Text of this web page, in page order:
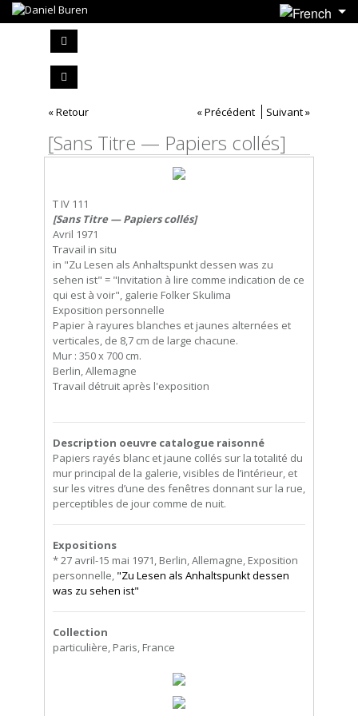
« Retour « Précédent Suivant »
[Sans Titre — Papiers collés]
T IV 111
[Sans Titre — Papiers collés]
Avril 1971
Travail in situ
in "Zu Lesen als Anhaltspunkt dessen was zu
sehen ist" = "Invitation à lire comme indication de ce
qui est à voir", galerie Folker Skulima
Exposition personnelle
Papier à rayures blanches et jaunes alternées et
verticales, de 8,7 cm de large chacune.
Mur : 350 x 700 cm.
Berlin, Allemagne
Travail détruit après l'exposition
Description oeuvre catalogue raisonné
Papiers rayés blanc et jaune collés sur la totalité du
mur principal de la galerie, visibles de l’intérieur, et
sur les vitres d’une des fenêtres donnant sur la rue,
perceptibles de jour comme de nuit.
Expositions
* 27 avril-15 mai 1971, Berlin, Allemagne, Exposition
personnelle, "Zu Lesen als Anhaltspunkt dessen
was zu sehen ist"
Collection
particulière, Paris, France